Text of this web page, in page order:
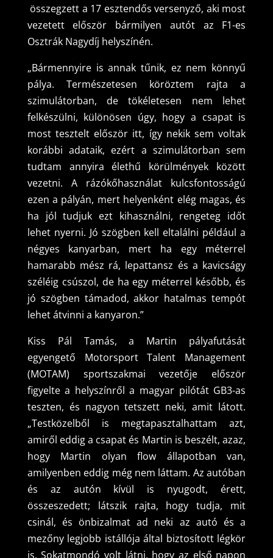
összegzett a 17 esztendős versenyző, aki most
vezetett először bármilyen autót az F1-es
Osztrák Nagydíj helyszínén.
„Bármennyire is annak tűnik, ez nem könnyű
pálya. Természetesen köröztem rajta a
szimulátorban, de tökéletesen nem lehet
felkészülni, különösen úgy, hogy a csapat is
most tesztelt először itt, így nekik sem voltak
korábbi adataik, ezért a szimulátorban sem
tudtam annyira élethű körülmények között
vezetni. A rázókőhasználat kulcsfontosságú
ezen a pályán, mert helyenként elég magas, és
ha jól tudjuk ezt kihasználni, rengeteg időt
lehet nyerni. Jó szögben kell eltalálni például a
négyes kanyarban, mert ha egy méterrel
hamarabb mész rá, lepattansz és a kavicságy
széléig csúszol, de ha egy méterrel később, és
jó szögben támadod, akkor hatalmas tempót
lehet átvinni a kanyaron.”
Kiss Pál Tamás, a Martin pályafutását
egyengető Motorsport Talent Management
(MOTAM) sportszakmai vezetője először
figyelte a helyszínről a magyar pilótát GB3-as
teszten, és nagyon tetszett neki, amit látott.
„Testközelből is megtapasztalhattam azt,
amiről eddig a csapat és Martin is beszélt, azaz,
hogy Martin olyan flow állapotban van,
amilyenben eddig még nem láttam. Az autóban
és az autón kívül is nyugodt, érett,
összeszedett; látszik rajta, hogy tudja, mit
csinál, és önbizalmat ad neki az autó és a
mezőny legjobb istállója által biztosított légkör
is. Sokatmondó volt látni, hogy az első napon